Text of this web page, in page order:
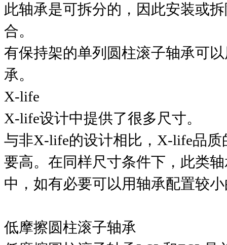
此轴承是可拆分的，因此安装或
合。
有保持架的单列圆柱滚子轴承可
承。
X-life
X-life设计中提供了很多尺寸。
与非X-life的设计相比，X-life品质
要高。在同样尺寸条件下，此类
中，如有必要可以用轴承配置较
低摩擦圆柱滚子轴承